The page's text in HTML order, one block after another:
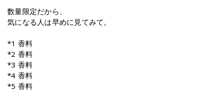
数量限定だから、
気になる人は早めに見てみて。
*1 香料
*2 香料
*3 香料
*4 香料
*5 香料